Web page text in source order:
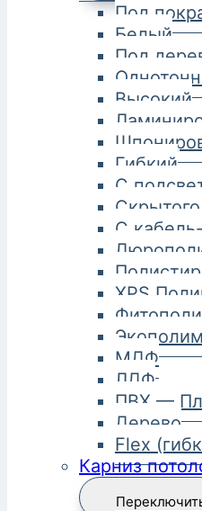
Под
Белый
Под
Высокий
Гибкий
С
С
XPS
МДФ
ЛДФ
ПВХ —
Дерево
Flex
Карниз